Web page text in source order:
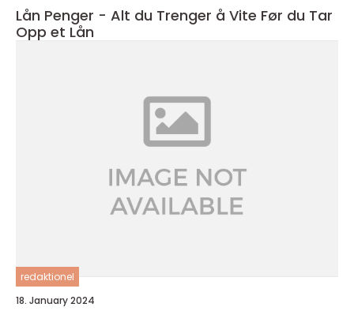
Lån Penger - Alt du Trenger å Vite Før du Tar
Opp et Lån
redaktionel
18. January 2024